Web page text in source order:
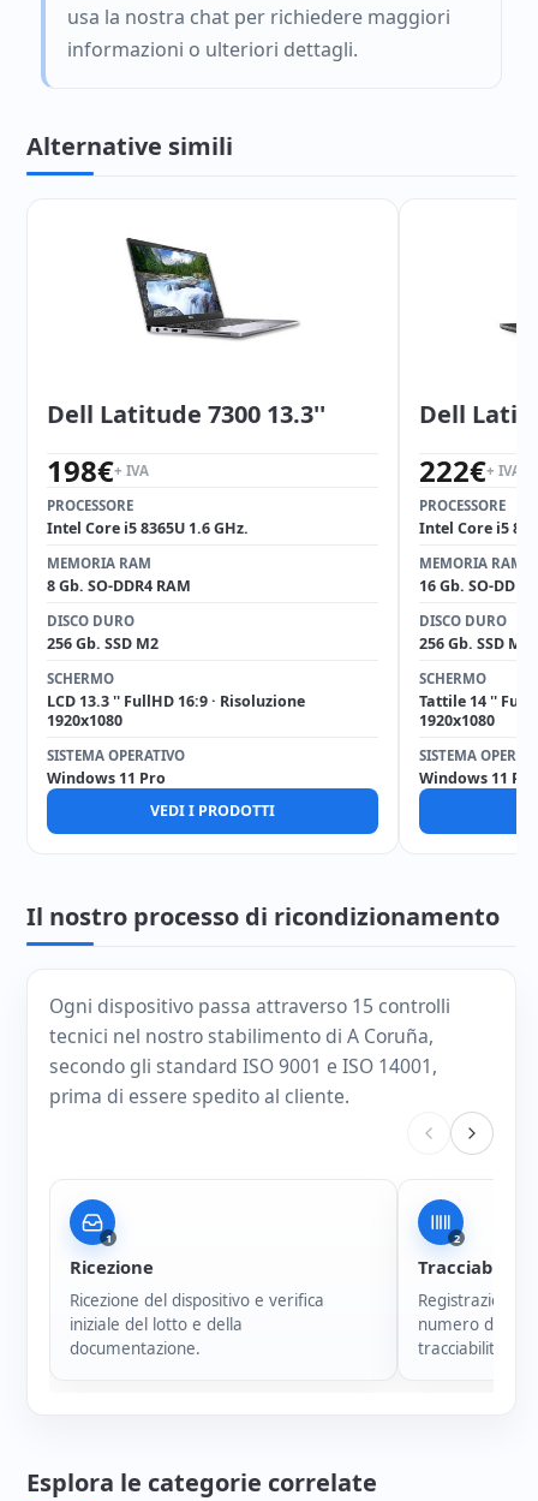
usa la nostra chat per richiedere maggiori
informazioni o ulteriori dettagli.
Alternative simili
Dell Latitude 7300 13.3''
198€+ IVA
PROCESSORE
Intel Core i5 8365U 1.6 GHz.
MEMORIA RAM
8 Gb. SO-DDR4 RAM
DISCO DURO
256 Gb. SSD M2
SCHERMO
LCD 13.3 '' FullHD 16:9 · Risoluzione
1920x1080
SISTEMA OPERATIVO
Windows 11 Pro
VEDI I PRODOTTI
Dell
222€+ IVA
PROCESSORE
Intel Core i5
MEMORIA RAM
16 Gb. SO-
DISCO DURO
256 Gb. SSD M2
SCHERMO
Tattile 14 ''
1920x1080
SISTEMA
Windows 11 Pro
Il nostro processo di ricondizionamento
Ogni dispositivo passa attraverso 15 controlli
tecnici nel nostro stabilimento di A Coruña,
secondo gli standard ISO 9001 e ISO 14001,
prima di essere spedito al cliente.
1
Ricezione
Ricezione del dispositivo e verifica
iniziale del lotto e della
documentazione.
2
Tracciabilità
Registrazione
numero di
tracciabilità di
Esplora le categorie correlate